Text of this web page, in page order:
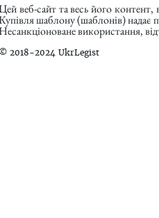
веб-сайт та весь його
шаблону (шаблонів) надає
використання,
2018-2024 UkrLegist